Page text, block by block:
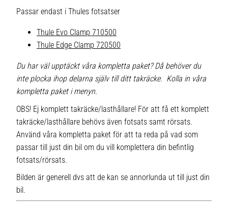
Passar endast i Thules fotsatser
Thule Evo Clamp 710500
Thule Edge Clamp 720500
Du har väl upptäckt våra kompletta paket? Då behöver du
inte plocka ihop delarna själv till ditt takräcke. Kolla in våra
kompletta paket i menyn.
OBS! Ej komplett takräcke/lasthållare! För att få ett komplett
takräcke/lasthållare behövs även fotsats samt rörsats.
Använd våra kompletta paket för att ta reda på vad som
passar till just din bil om du vill komplettera din befintlig
fotsats/rörsats.
Bilden är generell dvs att de kan se annorlunda ut till just din
bil.